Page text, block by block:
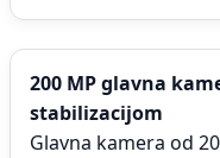
200 MP glavna
stabilizacijom
Glavna kamera od